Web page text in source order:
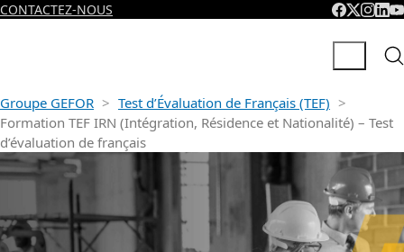
CONTACTEZ-NOUS
Groupe GEFOR > Test d’Évaluation de Français (TEF) >
Formation TEF IRN (Intégration, Résidence et Nationalité) – Test
d’évaluation de français
Formation TEF IRN